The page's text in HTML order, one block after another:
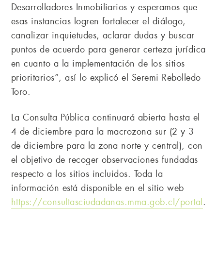
Desarrolladores Inmobiliarios y esperamos que
esas instancias logren fortalecer el diálogo,
canalizar inquietudes, aclarar dudas y buscar
puntos de acuerdo para generar certeza jurídica
en cuanto a la implementación de los sitios
prioritarios”, así lo explicó el Seremi Rebolledo
Toro.
La Consulta Pública continuará abierta hasta el
4 de diciembre para la macrozona sur (2 y 3
de diciembre para la zona norte y central), con
el objetivo de recoger observaciones fundadas
respecto a los sitios incluidos. Toda la
información está disponible en el sitio web
https://consultasciudadanas.mma.gob.cl/portal.